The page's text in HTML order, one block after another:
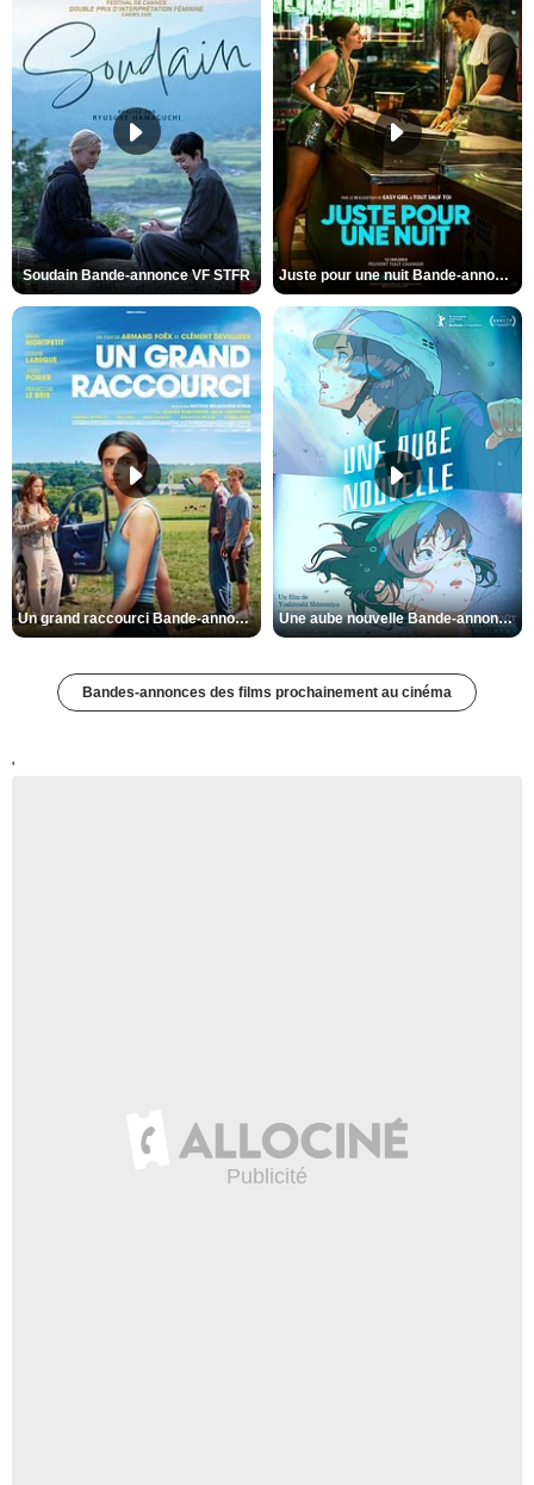
Soudain Bande-annonce VF STFR Juste pour une nuit Bande-annonce VO STFR
Un grand raccourci Bande-annonce VF Une aube nouvelle Bande-annonce VO STFR
Bandes-annonces des films prochainement au cinéma
'